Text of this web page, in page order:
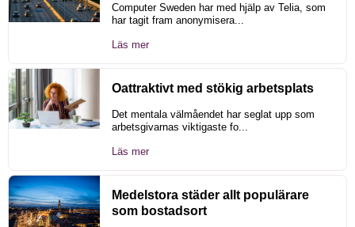
Computer Sweden har med hjälp av Telia, som
har tagit fram anonymisera...
Läs mer
Oattraktivt med stökig arbetsplats
Det mentala välmåendet har seglat upp som
arbetsgivarnas viktigaste fo...
Läs mer
Medelstora städer allt populärare
som bostadsort